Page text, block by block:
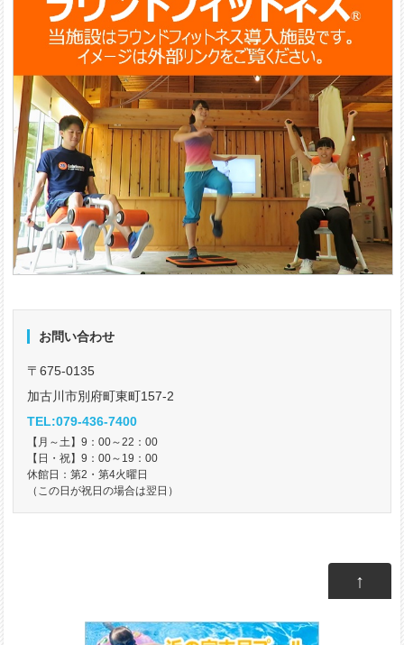
お問い合わせ
〒675-0135
加古川市別府町東町157-2
TEL:079-436-7400
【月～土】9：00～22：00
【日・祝】9：00～19：00
休館日：第2・第4火曜日
（この日が祝日の場合は翌日）
↑